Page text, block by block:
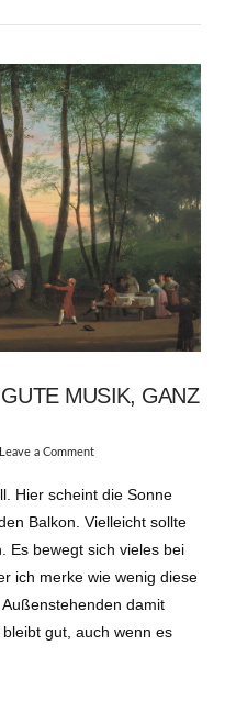
MUSIK, GANZ
Leave a Comment
Hier scheint die Sonne
Balkon. Vielleicht sollte
Es bewegt sich vieles bei
ich merke wie wenig diese
damit
gut, auch wenn es